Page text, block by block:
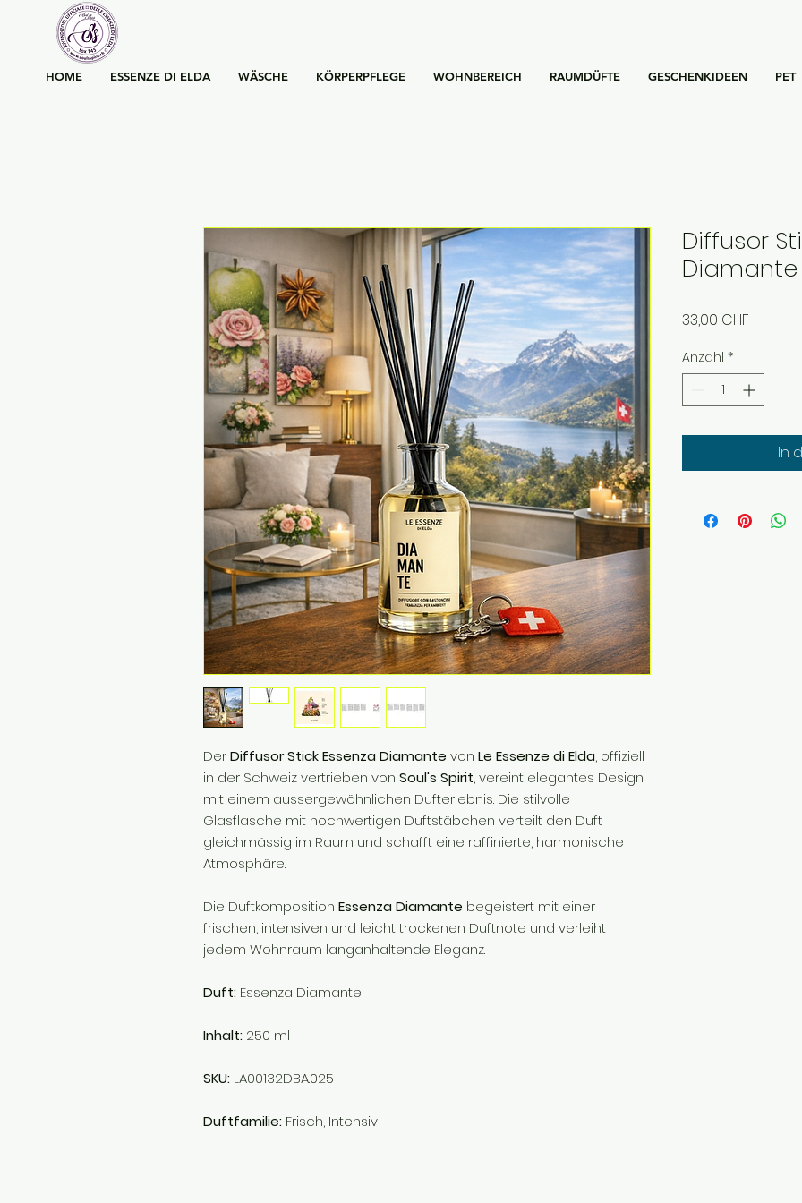
HOME ESSENZE DI ELDA WÄSCHE KÖRPERPFLEGE WOHNBEREICH RAUMDÜFTE GESCHENKIDEEN PET
DerDiffusor Stick Essenza Diamante von Le Essenze di Elda, offiziell
in der Schweiz vertrieben von Soul's Spirit, vereint elegantes Design
mit einem aussergewöhnlichen Dufterlebnis. Die stilvolle
Glasflasche mit hochwertigen Duftstäbchen verteilt den Duft
gleichmässig im Raum und schafft eine raffinierte, harmonische
Atmosphäre.
Die Duftkomposition Essenza Diamante begeistert mit einer
frischen, intensiven und leicht trockenen Duftnote und verleiht
jedem Wohnraum langanhaltende Eleganz.
Duft: Essenza Diamante
Inhalt: 250 ml
SKU: LA00132DBA.025
Duftfamilie: Frisch, Intensiv
Diffusor
Diamante
33,00 CHF
Anzahl *
In